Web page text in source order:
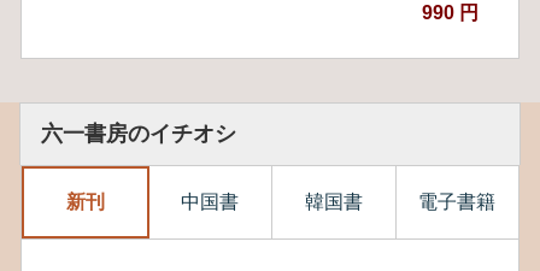
990 円
六一書房のイチオシ
新刊 中国書 韓国書 電子書籍